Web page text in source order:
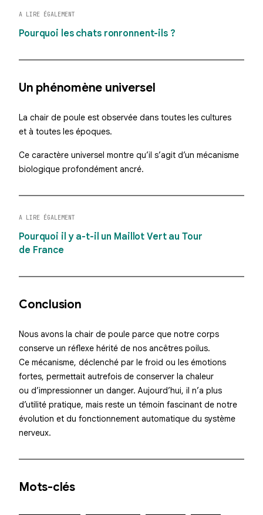
A LIRE ÉGALEMENT
Pourquoi les chats ronronnent-ils ?
Un phénomène universel
La chair de poule est observée dans toutes les cultures
et à toutes les époques.
Ce caractère universel montre qu’il s’agit d’un mécanisme
biologique profondément ancré.
A LIRE ÉGALEMENT
Pourquoi il y a-t-il un Maillot Vert au Tour
de France
Conclusion
Nous avons la chair de poule parce que notre corps
conserve un réflexe hérité de nos ancêtres poilus.
Ce mécanisme, déclenché par le froid ou les émotions
fortes, permettait autrefois de conserver la chaleur
ou d’impressionner un danger. Aujourd’hui, il n’a plus
d’utilité pratique, mais reste un témoin fascinant de notre
évolution et du fonctionnement automatique du système
nerveux.
Mots-clés